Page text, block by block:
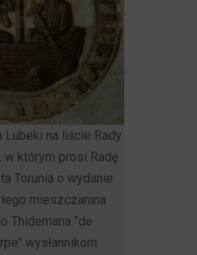
Lubeki na liście Rady
w którym prosi Radę
Torunia o wydanie
mieszczanina
Thidemana "de
wysłannikom